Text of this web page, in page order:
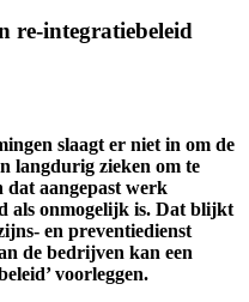
re-integratiebeleid
slaagt er niet in om de
langdurig zieken om te
dat aangepast werk
als onmogelijk is. Dat blijkt
en preventiedienst
de bedrijven kan een
voorleggen.